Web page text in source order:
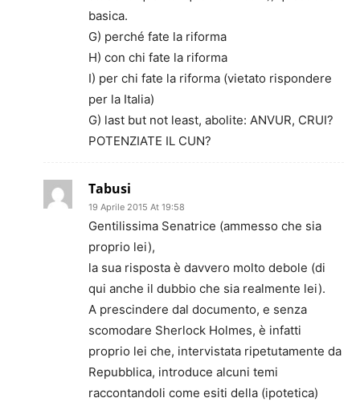
basica.
G) perché fate la riforma
H) con chi fate la riforma
I) per chi fate la riforma (vietato rispondere
per la Italia)
G) last but not least, abolite: ANVUR, CRUI?
POTENZIATE IL CUN?
Tabusi
19 Aprile 2015 At 19:58
Gentilissima Senatrice (ammesso che sia
proprio lei),
la sua risposta è davvero molto debole (di
qui anche il dubbio che sia realmente lei).
A prescindere dal documento, e senza
scomodare Sherlock Holmes, è infatti
proprio lei che, intervistata ripetutamente da
Repubblica, introduce alcuni temi
raccontandoli come esiti della (ipotetica)